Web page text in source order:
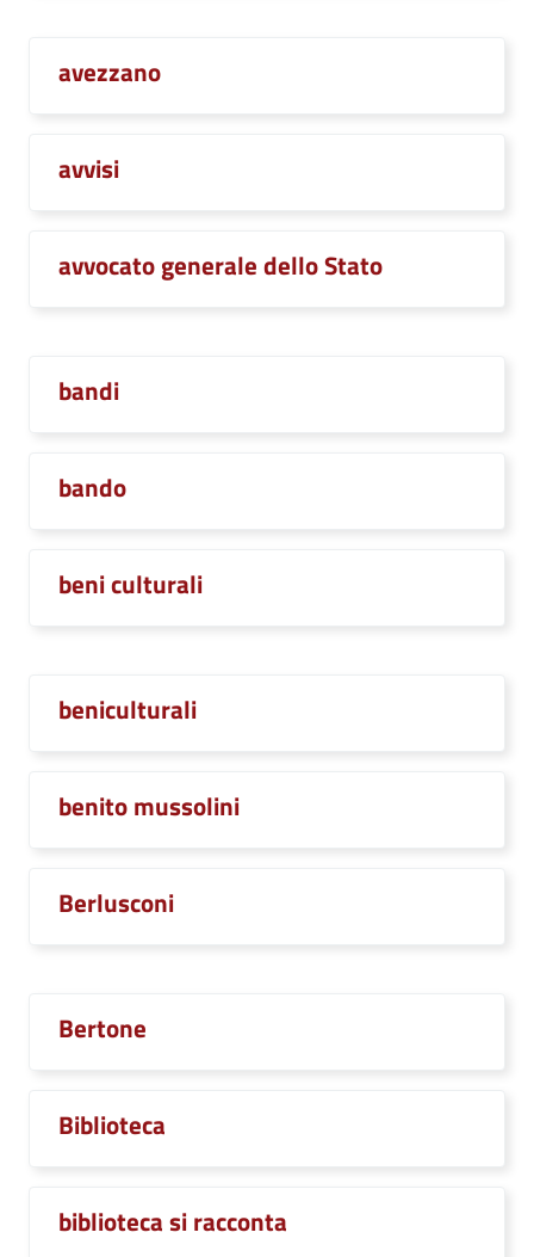
avezzano
avvisi
avvocato generale dello Stato
bandi
bando
beni culturali
beniculturali
benito mussolini
Berlusconi
Bertone
Biblioteca
biblioteca si racconta